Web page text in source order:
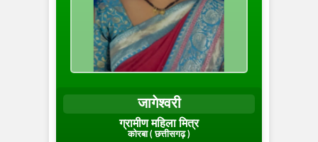
जागेश्वरी
ग्रामीण महिला मित्र
कोरबा ( छत्तीसगढ़ )